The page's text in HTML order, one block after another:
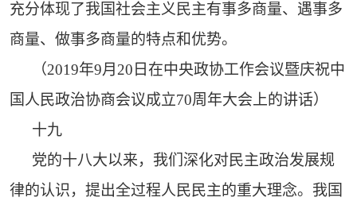
充分体现了我国社会主义民主有事多商量、遇事多
商量、做事多商量的特点和优势。
（2019年9月20日在中央政协工作会议暨庆祝中
国人民政治协商会议成立70周年大会上的讲话）
十九
党的十八大以来，我们深化对民主政治发展规
律的认识，提出全过程人民民主的重大理念。我国